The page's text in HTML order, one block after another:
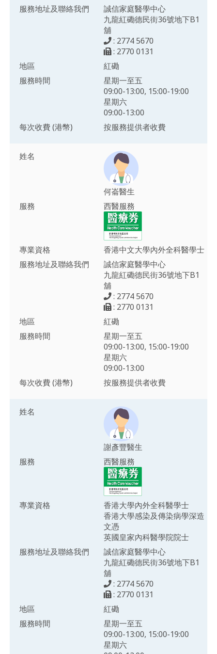
服務地址及聯絡我們
誠信家庭醫學中心
九龍紅磡德民街36號地下B1
舖
: 2774 5670
: 2770 0131
地區
紅磡
服務時間
星期一至五
09:00-13:00, 15:00-19:00
星期六
09:00-13:00
每次收費 (港幣)
按服務提供者收費
姓名
何崙醫生
服務
西醫服務
專業資格
香港中文大學內外全科醫學士
服務地址及聯絡我們
誠信家庭醫學中心
九龍紅磡德民街36號地下B1
舖
: 2774 5670
: 2770 0131
地區
紅磡
服務時間
星期一至五
09:00-13:00, 15:00-19:00
星期六
09:00-13:00
每次收費 (港幣)
按服務提供者收費
姓名
謝彥豐醫生
服務
西醫服務
專業資格
香港大學內外全科醫學士
香港大學感染及傳染病學深造
文憑
英國皇家內科醫學院院士
服務地址及聯絡我們
誠信家庭醫學中心
九龍紅磡德民街36號地下B1
舖
: 2774 5670
: 2770 0131
地區
紅磡
服務時間
星期一至五
09:00-13:00, 15:00-19:00
星期六